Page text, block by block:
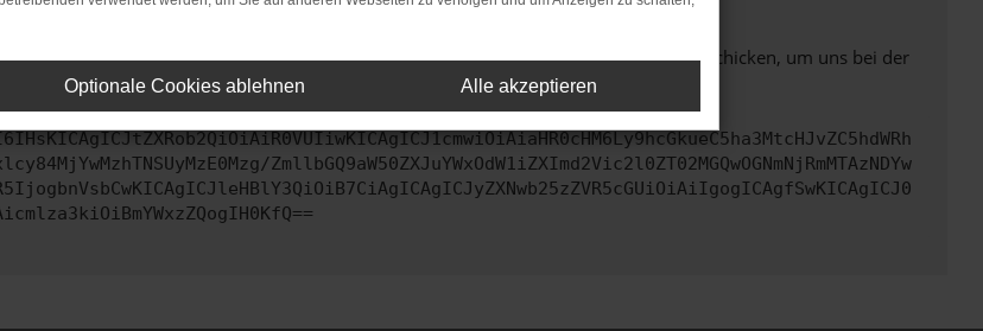
bitte. Wir werden versuchen, das Problem zu beheben. Du kannst uns diesen Text schicken, um uns bei der
ZmllbGQ9aW50ZXJuYWxOdW1iZXImd2Vic2l0ZT02MGQwOGNmNjRmMTAzNDYw
Optionale Cookies ablehnen Alle akzeptieren